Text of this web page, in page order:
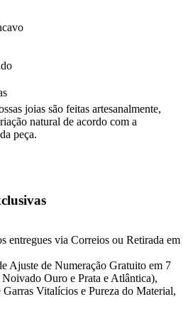
joias são feitas artesanalmente,
natural de acordo com a
peça.
entregues via Correios ou Retirada em
Ajuste de Numeração Gratuito em 7
Ouro e Prata e Atlântica),
Vitalícios e Pureza do Material,